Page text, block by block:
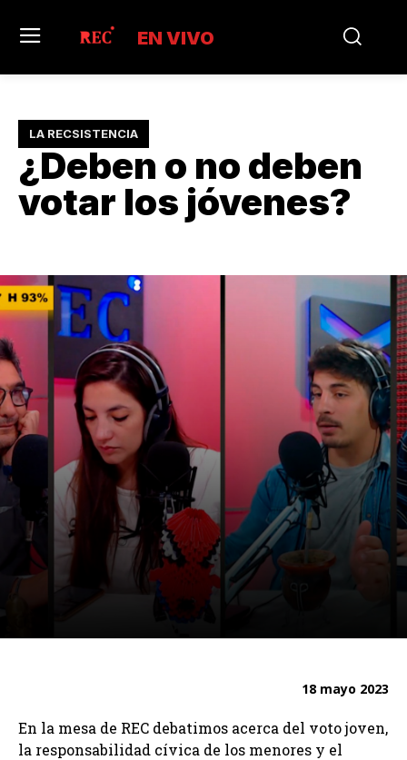
EN VIVO
LA RECSISTENCIA
¿Deben o no deben
votar los jóvenes?
18 mayo 2023
En la mesa de REC debatimos acerca del voto joven,
la responsabilidad cívica de los menores y el